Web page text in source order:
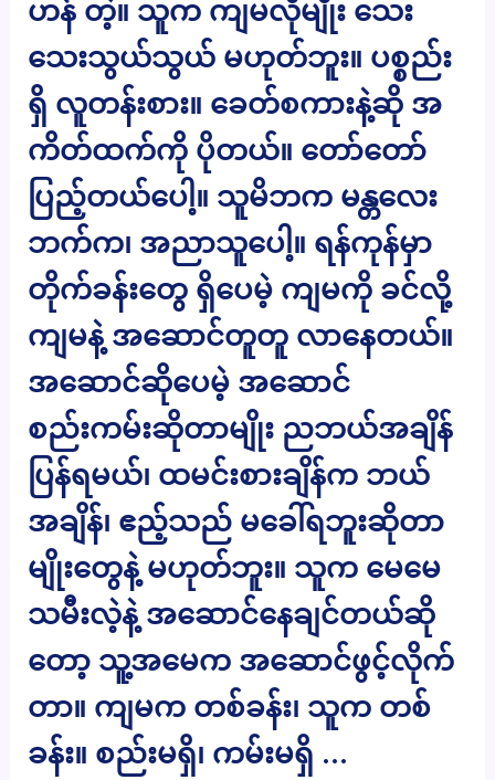
ဟန် တဲ့။ သူက ကျမလိုမျိုး သေး
သေးသွယ်သွယ် မဟုတ်ဘူး။ ပစ္စည်း
ရှိ လူတန်းစား။ ခေတ်စကားနဲ့ဆို အ
ကိတ်ထက်ကို ပိုတယ်။ တော်တော်
ပြည့်တယ်ပေါ့။ သူမိဘက မန္တလေး
ဘက်က၊ အညာသူပေါ့။ ရန်ကုန်မှာ
တိုက်ခန်းတွေ ရှိပေမဲ့ ကျမကို ခင်လို့
ကျမနဲ့ အဆောင်တူတူ လာနေတယ်။
အဆောင်ဆိုပေမဲ့ အဆောင်
စည်းကမ်းဆိုတာမျိုး ညဘယ်အချိန်
ပြန်ရမယ်၊ ထမင်းစားချိန်က ဘယ်
အချိန်၊ ဧည့်သည် မခေါ်ရဘူးဆိုတာ
မျိုးတွေနဲ့ မဟုတ်ဘူး။ သူက မေမေ
သမီးလဲ့နဲ့ အဆောင်နေချင်တယ်ဆို
တော့ သူ့အမေက အဆောင်ဖွင့်လိုက်
တာ။ ကျမက တစ်ခန်း၊ သူက တစ်
ခန်း။ စည်းမရှိ၊ ကမ်းမရှိ …